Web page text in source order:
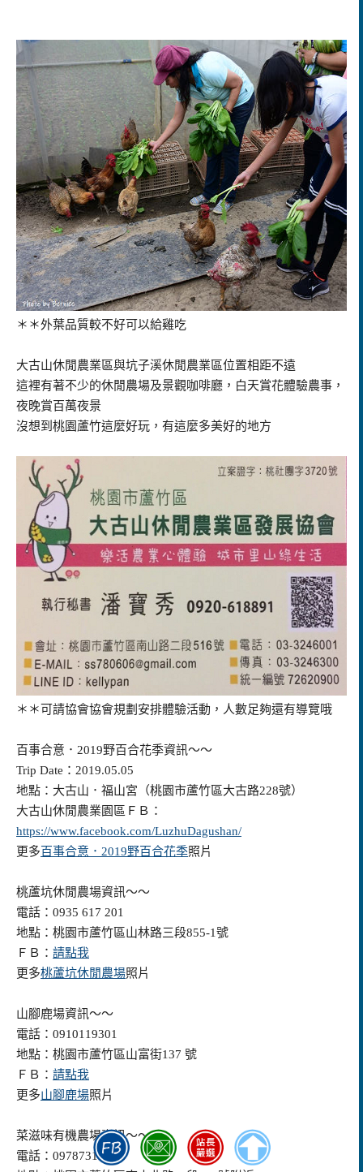
＊＊外葉品質較不好可以給雞吃
大古山休閒農業區與坑子溪休閒農業區位置相距不遠
這裡有著不少的休閒農場及景觀咖啡廳，白天賞花體驗農事，
夜晚賞百萬夜景
沒想到桃園蘆竹這麼好玩，有這麼多美好的地方
＊＊可請協會協會規劃安排體驗活動，人數足夠還有導覽哦
百事合意．2019野百合花季資訊～～
Trip Date：2019.05.05
地點：大古山．福山宮（桃園市蘆竹區大古路228號）
大古山休閒農業園區ＦＢ：
https://www.facebook.com/LuzhuDagushan/
更多百事合意．2019野百合花季照片
桃蘆坑休閒農場資訊～～
電話：0935 617 201
地點：桃園市蘆竹區山林路三段855-1號
ＦＢ： 請點我
更多桃蘆坑休閒農場照片
山腳鹿場資訊～～
電話：0910119301
地點：桃園市蘆竹區山富街137 號
ＦＢ： 請點我
更多山腳鹿場照片
菜滋味有機農場資訊～～
電話：0978731771